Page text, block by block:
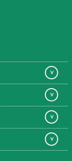
＞
＞
＞
＞